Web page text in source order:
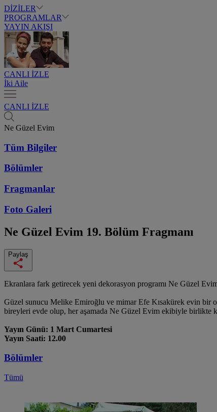
DİZİLER
PROGRAMLAR
YAYIN AKIŞI
CANLI İZLE
İki Aile
CANLI İZLE
Ne Güzel Evim
Tüm Bilgiler
Bölümler
Fragmanlar
Foto Galeri
Ne Güzel Evim 19. Bölüm Fragmanı
Paylaş
Ekranlara fark getirecek yeni dekorasyon programı Ne Güzel
Güzel sunucu Melike Emiroğlu ve mimar Efe Kısakürek evin bir
bireyleri evde olup, her aşamada Ne Güzel Evim ekibiyle birlikte
Yayın Günü: 1 Mart Cumartesi
Yayın Saati: 12.00
Bölümler
Tümü